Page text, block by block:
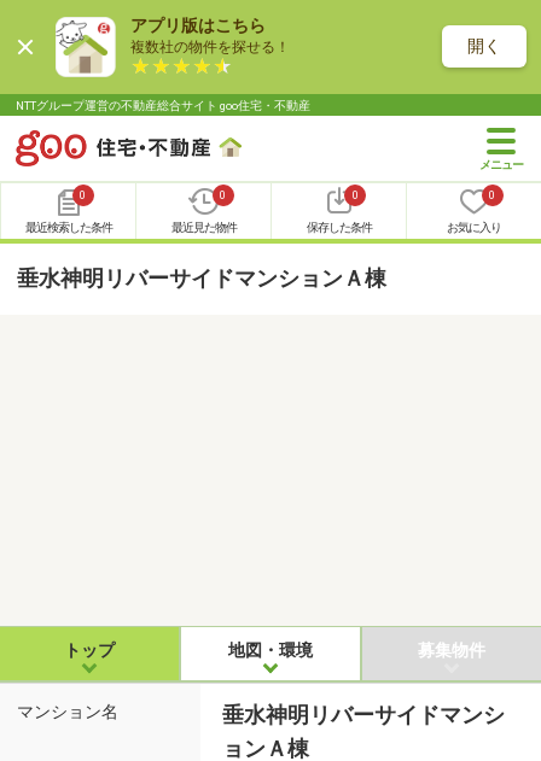
アプリ版はこちら
複数社の物件を探せる！ 開く
NTTグループ運営の不動産総合サイト goo住宅・不動産
0
最近検索した条件
0
最近見た物件
0
保存した条件
0
お気に入り
垂水神明リバーサイドマンションＡ棟
トップ 地図・環境 募集物件
マンション名
垂水神明リバーサイドマンシ
ョンＡ棟